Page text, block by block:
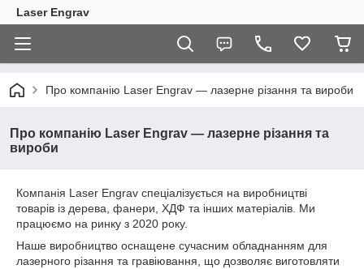
Laser Engrav
Про компанію Laser Engrav — лазерне різання та вироби
Про компанію Laser Engrav — лазерне різання та
вироби
Компанія Laser Engrav спеціалізується на виробництві
товарів із дерева, фанери, ХДФ та інших матеріалів. Ми
працюємо на ринку з 2020 року.
Наше виробництво оснащене сучасним обладнанням для
лазерного різання та гравіювання, що дозволяє виготовляти